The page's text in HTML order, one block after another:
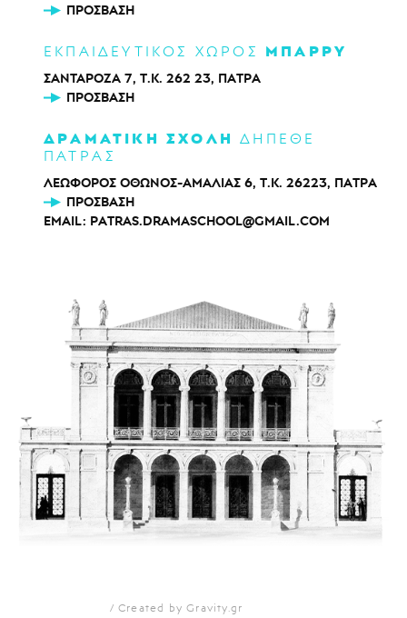
ΠΡΌΣΒΑΣΗ
ΕΚΠΑΙΔΕΥΤΙΚΟΣ ΧΩΡΟΣ ΜΠΑΡΡΥ
ΣΑΝΤΑΡΟΖΑ 7, Τ.Κ. 262 23, ΠΑΤΡΑ
ΠΡΌΣΒΑΣΗ
ΔΡΑΜΑΤΙΚΗ ΣΧΟΛΗ ΔΗΠΕΘΕ
ΠΑΤΡΑΣ
ΛΕΩΦΟΡΟΣ ΟΘΩΝΟΣ-ΑΜΑΛΙΑΣ 6, Τ.Κ. 26223, ΠΑΤΡΑ
ΠΡΌΣΒΑΣΗ
EMAIL: PATRAS.DRAMASCHOOL@GMAIL.COM
Created by Gravity.gr